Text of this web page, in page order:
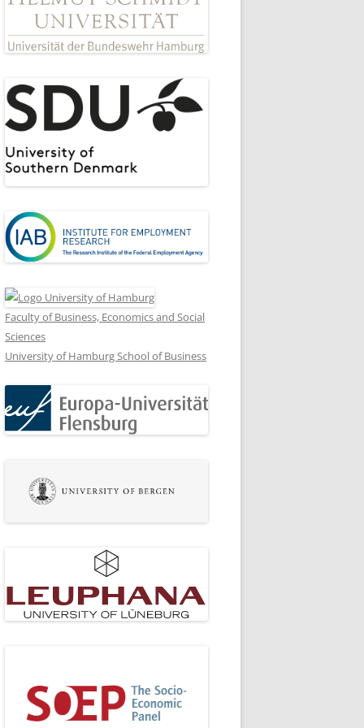
Faculty of Business, Economics and Social
Sciences
University of Hamburg School of Business